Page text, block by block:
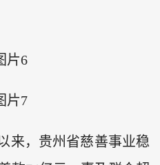
来，贵州省慈善事业稳